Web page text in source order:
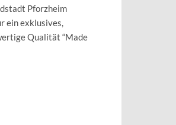
Pforzheim
ein exklusives,
Qualität “Made